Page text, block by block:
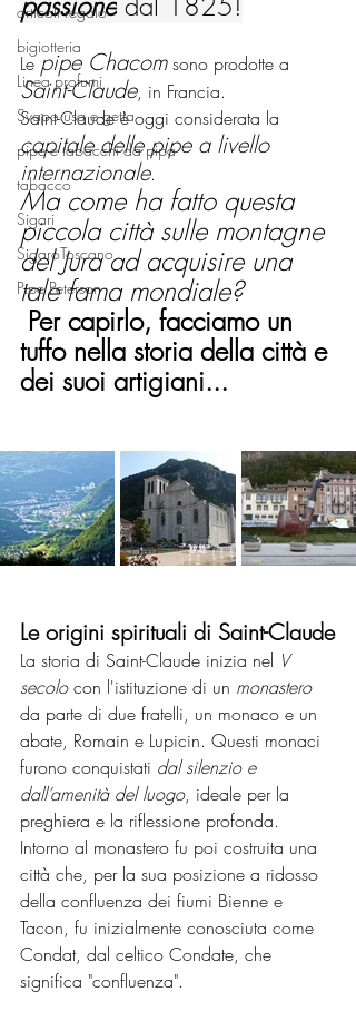
articoli regalo
bigiotteria
Linea profumi
Svapo usa e getta
pipe e tabacchi da pipa
tabacco
Sigari
SigaroToscano
Pipe Peterson
Le pipe Chacom sono prodotte a
Saint-Claude, in Francia.
Saint-Claude è oggi considerata la
capitale delle pipe a livello
internazionale.
Ma come ha fatto questa
piccola città sulle montagne
del Jura ad acquisire una
tale fama mondiale?
Per capirlo, facciamo un
tuffo nella storia della città e
dei suoi artigiani...
Le origini spirituali di Saint-Claude
La storia di Saint-Claude inizia nel V
secolo con l'istituzione di un monastero
da parte di due fratelli, un monaco e un
abate, Romain e Lupicin. Questi monaci
furono conquistati dal silenzio e
dall’amenità del luogo, ideale per la
preghiera e la riflessione profonda.
Intorno al monastero fu poi costruita una
città che, per la sua posizione a ridosso
della confluenza dei fiumi Bienne e
Tacon, fu inizialmente conosciuta come
Condat, dal celtico Condate, che
significa "confluenza".